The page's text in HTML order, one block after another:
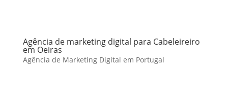
Agência de marketing digital para Cabeleireiro
em Oeiras
Agência de Marketing Digital em Portugal